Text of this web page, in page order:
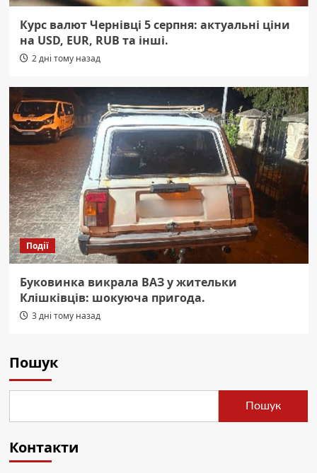
Курс валют Чернівці 5 серпня: актуальні ціни
на USD, EUR, RUB та інші.
2 дні тому назад
Події
Буковинка викрала ВАЗ у жительки
Клішківців: шокуюча пригода.
3 дні тому назад
Пошук
Пошук
Контакти